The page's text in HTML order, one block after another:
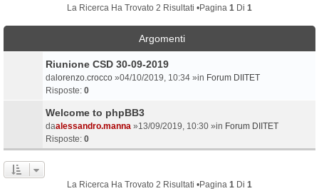
La Ricerca Ha Trovato 2 Risultati •Pagina 1 Di 1
Argomenti
Riunione CSD 30-09-2019
da lorenzo.crocco »04/10/2019, 10:34 »in Forum DIITET
Risposte: 0
Welcome to phpBB3
daalessandro.manna »13/09/2019, 10:30 »in Forum DIITET
Risposte: 0
La Ricerca Ha Trovato 2 Risultati •Pagina 1 Di 1